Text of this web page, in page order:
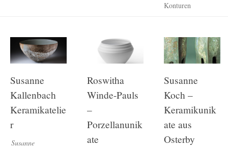
Konturen
Susanne
Kallenbach
Keramikatelie
r
Susanne
Roswitha
Winde-Pauls
–
Porzellanunik
ate
Susanne
Koch –
Keramikunik
ate aus
Osterby